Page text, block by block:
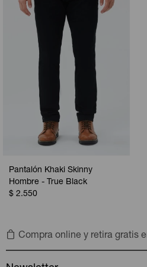
Pantalón Khaki Skinny
Hombre - True Black
$ 2.550
Compra online y retira gratis
Camperas
Musculosas
Shorts
Vestidos y polleras
Pijamas
Calzas
Camperas
Chalecos
Shorts
Ropa interior
Polos
Camperas
Chalecos
Ropa interior
Pijamas
Camperas
Pijamas
Sets
Sets